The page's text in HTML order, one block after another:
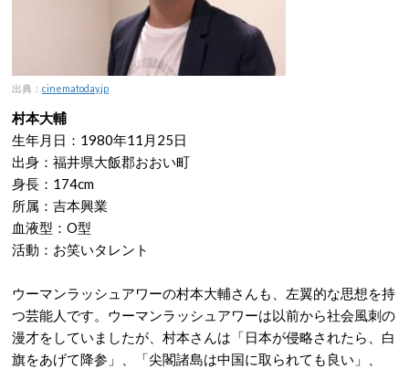
出典： cinematoday.jp
村本大輔
生年月日：1980年11月25日
出身：福井県大飯郡おおい町
身長：174cm
所属：吉本興業
血液型：O型
活動：お笑いタレント
ウーマンラッシュアワーの村本大輔さんも、左翼的な思想を持
つ芸能人です。ウーマンラッシュアワーは以前から社会風刺の
漫才をしていましたが、村本さんは「日本が侵略されたら、白
旗をあげて降参」、「尖閣諸島は中国に取られても良い」、